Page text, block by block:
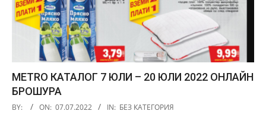
METRO КАТАЛОГ 7 ЮЛИ – 20 ЮЛИ 2022 ОНЛАЙН
БРОШУРА
2022-
BY: ON: 07.07.2022 IN: БЕЗ КАТЕГОРИЯ